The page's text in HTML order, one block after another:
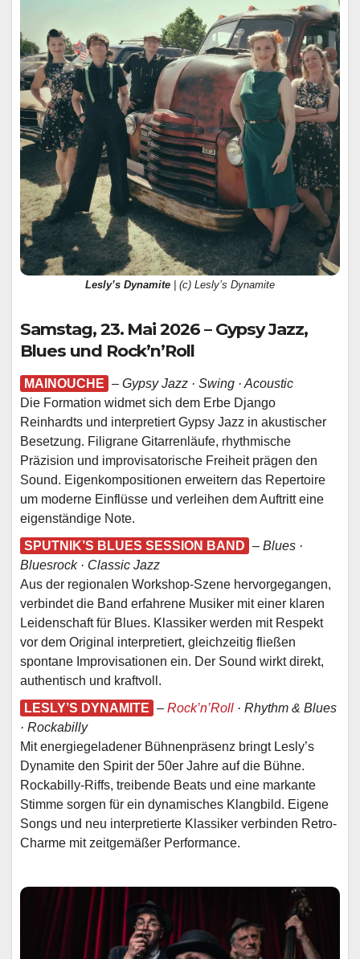
Lesly’s Dynamite | (c) Lesly’s Dynamite
Samstag, 23. Mai 2026 – Gypsy Jazz,
Blues und Rock’n’Roll
MAINOUCHE – Gypsy Jazz · Swing · Acoustic
Die Formation widmet sich dem Erbe Django
Reinhardts und interpretiert Gypsy Jazz in akustischer
Besetzung. Filigrane Gitarrenläufe, rhythmische
Präzision und improvisatorische Freiheit prägen den
Sound. Eigenkompositionen erweitern das Repertoire
um moderne Einflüsse und verleihen dem Auftritt eine
eigenständige Note.
SPUTNIK’S BLUES SESSION BAND – Blues ·
Bluesrock · Classic Jazz
Aus der regionalen Workshop-Szene hervorgegangen,
verbindet die Band erfahrene Musiker mit einer klaren
Leidenschaft für Blues. Klassiker werden mit Respekt
vor dem Original interpretiert, gleichzeitig fließen
spontane Improvisationen ein. Der Sound wirkt direkt,
authentisch und kraftvoll.
LESLY’S DYNAMITE – Rock’n’Roll · Rhythm & Blues
· Rockabilly
Mit energiegeladener Bühnenpräsenz bringt Lesly’s
Dynamite den Spirit der 50er Jahre auf die Bühne.
Rockabilly-Riffs, treibende Beats und eine markante
Stimme sorgen für ein dynamisches Klangbild. Eigene
Songs und neu interpretierte Klassiker verbinden Retro-
Charme mit zeitgemäßer Performance.